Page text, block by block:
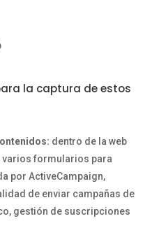
la captura de estos
dentro de la web
formularios para
por ActiveCampaign,
de enviar campañas de
gestión de suscripciones